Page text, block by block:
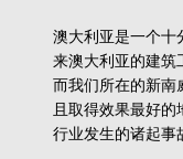
澳大利亚是一个十
来澳大利亚的建筑
而我们所在的新南
且取得效果最好
行业发生的诸起事